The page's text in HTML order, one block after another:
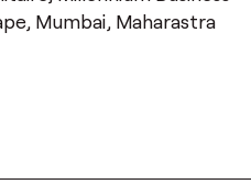
Mumbai, Maharastra